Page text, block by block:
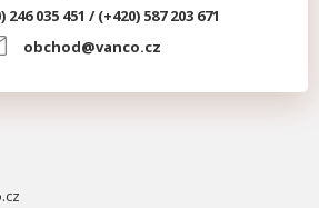
246 035 451 / (+420) 587 203 671
obchod@vanco.cz